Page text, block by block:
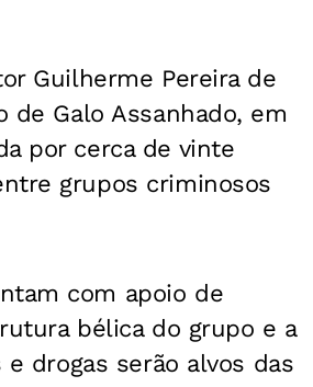
Guilherme Pereira de
de Galo Assanhado, em
por cerca de vinte
grupos criminosos
com apoio de
bélica do grupo e a
drogas serão alvos das